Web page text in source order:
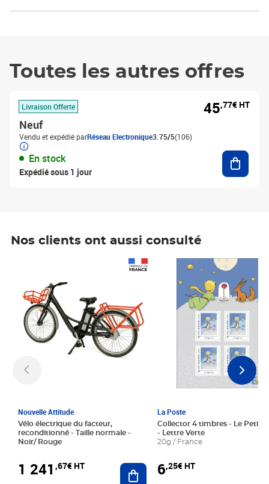
Toutes les autres offres
Livraison Offerte
Neuf
Vendu et expédié parRéseau Electronique3.75/5(106)
En stock
Expédié sous 1 jour
45,77€ HT
Nos clients ont aussi consulté
Nouvelle Attitude
Vélo électrique du facteur,
reconditionné - Taille normale -
Noir/ Rouge
1 241 ,67€ HT Ajouter au panier
La Poste
Collector 4 timbres - Le Petit
- Lettre Verte
20g / France
6,25€ HT
Prix 6,25€ HT